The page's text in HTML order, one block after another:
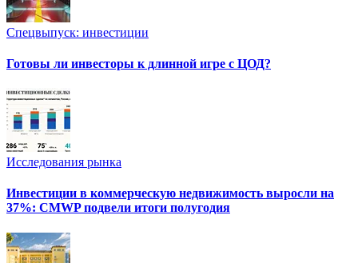
Спецвыпуск: инвестиции
Готовы ли инвесторы к длинной игре с ЦОД?
Исследования рынка
Инвестиции в коммерческую недвижимость выросли на
37%: CMWP подвели итоги полугодия